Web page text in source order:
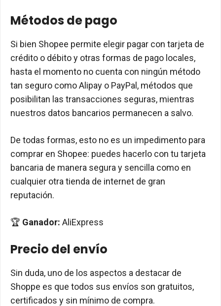
Métodos de pago
Si bien Shopee permite elegir pagar con tarjeta de
crédito o débito y otras formas de pago locales,
hasta el momento no cuenta con ningún método
tan seguro como Alipay o PayPal, métodos que
posibilitan las transacciones seguras, mientras
nuestros datos bancarios permanecen a salvo.
De todas formas, esto no es un impedimento para
comprar en Shopee: puedes hacerlo con tu tarjeta
bancaria de manera segura y sencilla como en
cualquier otra tienda de internet de gran
reputación.
🏆 Ganador: AliExpress
Precio del envío
Sin duda, uno de los aspectos a destacar de
Shoppe es que todos sus envíos son gratuitos,
certificados y sin mínimo de compra.